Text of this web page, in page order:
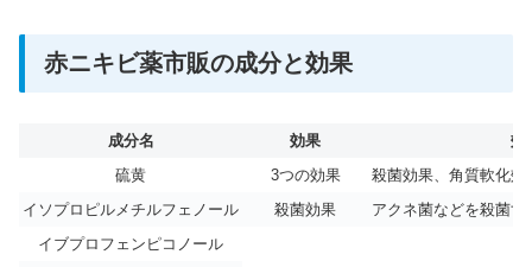
赤ニキビ薬市販の成分と効果
成分名 効果
効
硫黄
3つの効果
殺菌効果、角質軟化効
イソプロピルメチルフェノール
殺菌効果
アクネ菌などを殺菌す
イブプロフェンピコノール